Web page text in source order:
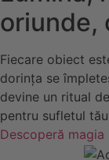
oriunde,
Fiecare obiect
dorința se
devine un ritual
pentru sufletul
Descoperă magia